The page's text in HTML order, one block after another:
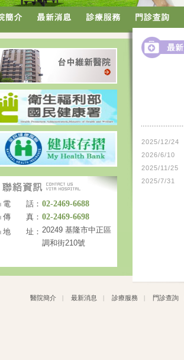
電 話： 02-2469-6688
傳 真： 02-2469-6698
地 址： 20249 基隆市中正區
調和街210號
2025/12/24
2026/6/10
2025/11/25
2025/7/31
醫院簡介 | 最新消息 | 診療服務 | 門診查詢